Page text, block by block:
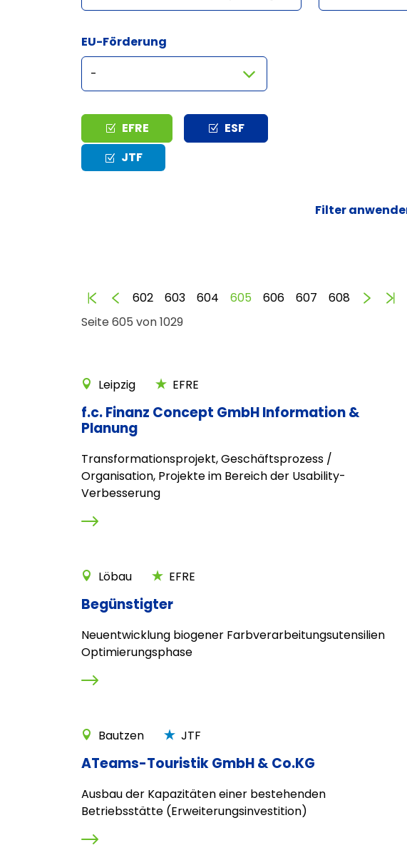
EU-Förderung
Typ EFRE
ESF
JTF
Filter
Seite 605 von 1029
AnfangZurück
602 603 604 605 606 607 608
Leipzig EFRE
f.c. Finanz Concept GmbH Information &
Planung
Transformationsprojekt, Geschäftsprozess /
Organisation, Projekte im Bereich der Usability-
Verbesserung
Löbau EFRE
Begünstigter
Neuentwicklung biogener Farbverarbeitungsutensilien
Optimierungsphase
Bautzen JTF
ATeams-Touristik GmbH & Co.KG
Ausbau der Kapazitäten einer bestehenden
Betriebsstätte (Erweiterungsinvestition)